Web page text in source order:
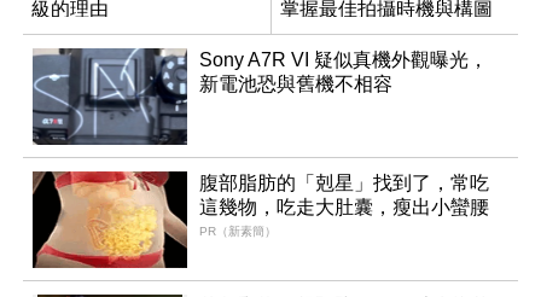
級的理由 掌握最佳拍攝時機與構圖
Sony A7R VI 疑似真機外觀曝光，
新電池恐與舊機不相容
腹部脂肪的「剋星」找到了，常吃
這幾物，吃走大肚囊，瘦出小蠻腰
PR（新素簡）